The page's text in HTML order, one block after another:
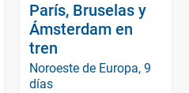
París, Bruselas y
Ámsterdam en
tren
Noroeste de Europa, 9
días